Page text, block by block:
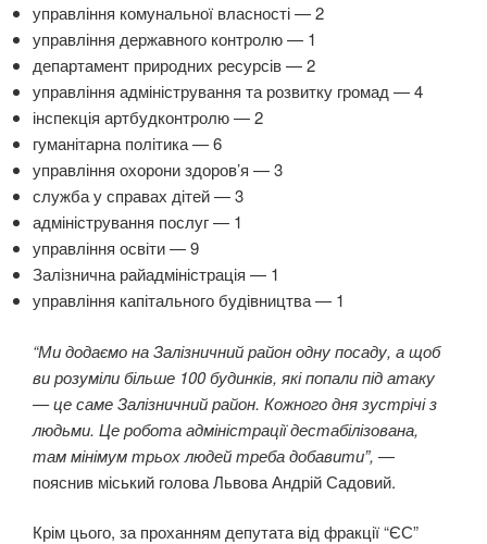
управління комунальної власності — 2
управління державного контролю — 1
департамент природних ресурсів — 2
управління адміністрування та розвитку громад — 4
інспекція артбудконтролю — 2
гуманітарна політика — 6
управління охорони здоров’я — 3
служба у справах дітей — 3
адміністрування послуг — 1
управління освіти — 9
Залізнична райадміністрація — 1
управління капітального будівництва — 1
“Ми додаємо на Залізничний район одну посаду, а щоб
ви розуміли більше 100 будинків, які попали під атаку
— це саме Залізничний район. Кожного дня зустрічі з
людьми. Це робота адміністрації дестабілізована,
там мінімум трьох людей треба добавити”, —
пояснив міський голова Львова Андрій Садовий.
Крім цього, за проханням депутата від фракції “ЄС”